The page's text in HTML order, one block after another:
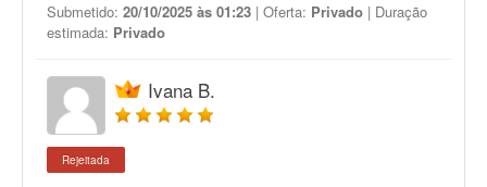
Submetido: 20/10/2025 às 01:23 | Oferta: Privado | Duração
estimada: Privado
Ivana B.
Rejeitada